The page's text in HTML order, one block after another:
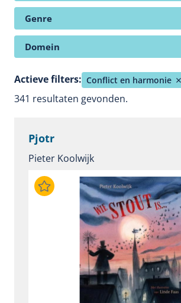
Genre
Domein
Actieve filters: Conflict en harmonie
341 resultaten gevonden.
Pjotr
Pieter Koolwijk